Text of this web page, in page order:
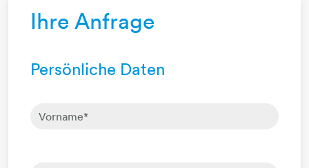
Ihre Anfrage
Persönliche Daten
Vorname*